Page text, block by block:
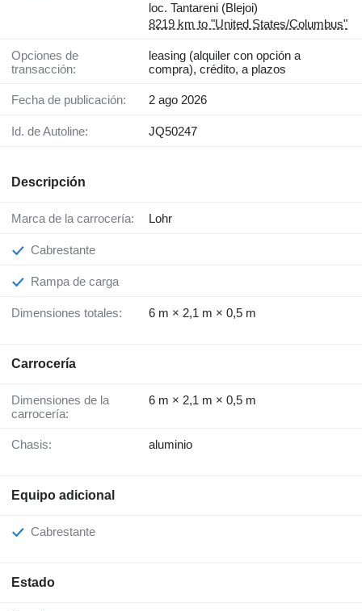
loc. Tantareni (Blejoi)
8219 km to "United States/Columbus"
Opciones de
transacción:
leasing (alquiler con opción a
compra), crédito, a plazos
Fecha de publicación: 2 ago 2026
Id. de Autoline: JQ50247
Descripción
Marca de la carrocería: Lohr
Cabrestante
Rampa de carga
Dimensiones totales: 6 m × 2,1 m × 0,5 m
Carrocería
Dimensiones de la
carrocería:
6 m × 2,1 m × 0,5 m
Chasis: aluminio
Equipo adicional
Cabrestante
Estado